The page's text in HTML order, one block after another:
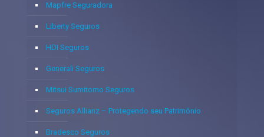
Mapfre Seguradora
Liberty Seguros
HDI Seguros
Generali Seguros
Mitsui Sumitomo Seguros
Seguros Allianz – Protegendo seu Patrimônio
Bradesco Seguros